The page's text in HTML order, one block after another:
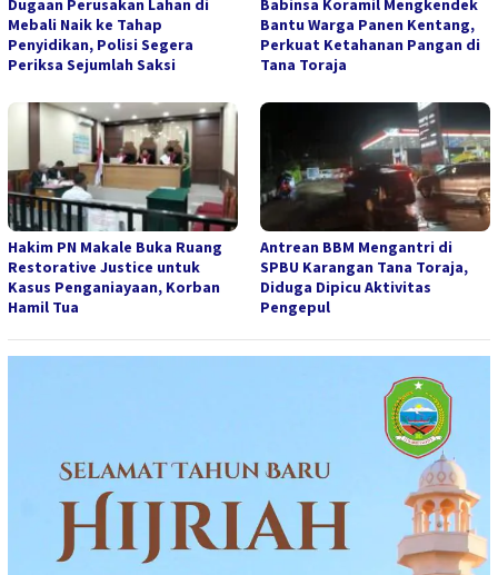
Dugaan Perusakan Lahan di
Mebali Naik ke Tahap
Penyidikan, Polisi Segera
Periksa Sejumlah Saksi
Babinsa Koramil Mengkendek
Bantu Warga Panen Kentang,
Perkuat Ketahanan Pangan di
Tana Toraja
Hakim PN Makale Buka Ruang
Restorative Justice untuk
Kasus Penganiayaan, Korban
Hamil Tua
Antrean BBM Mengantri di
SPBU Karangan Tana Toraja,
Diduga Dipicu Aktivitas
Pengepul